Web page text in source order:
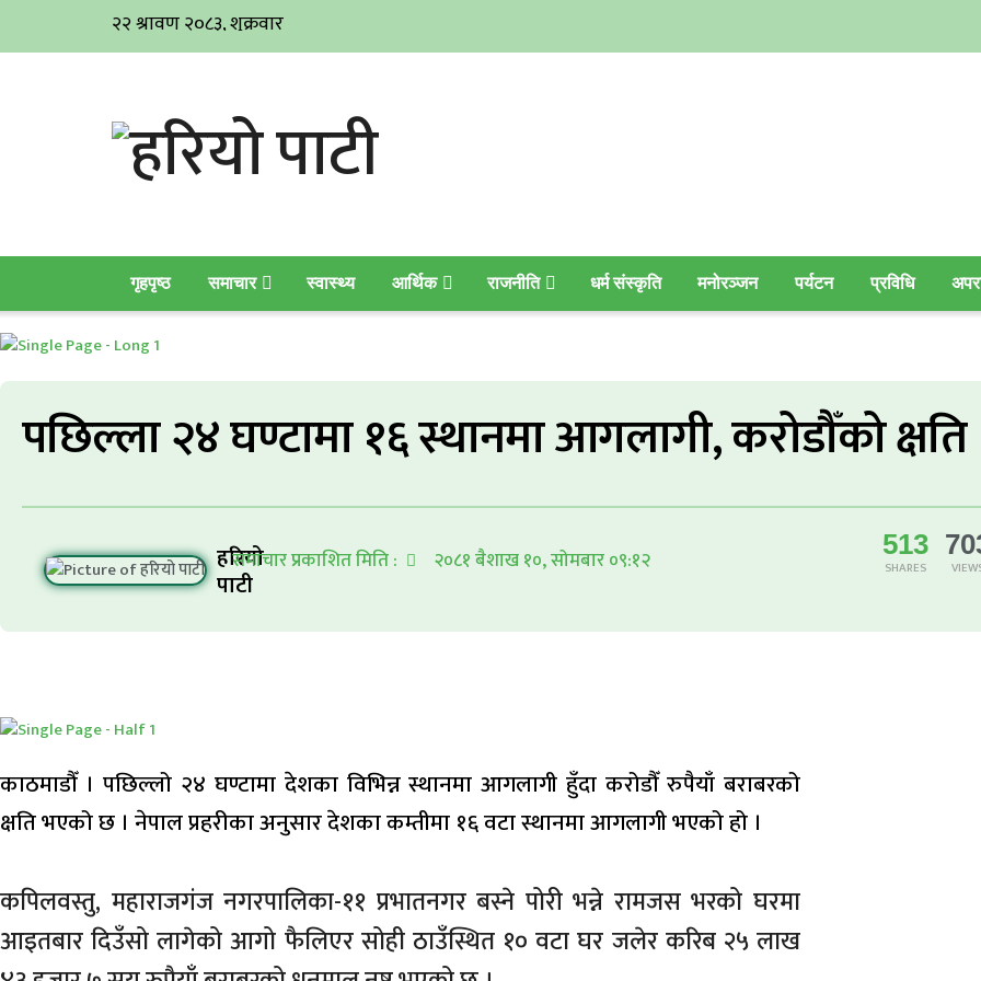
गृहपृष्ठ समाचार स्वास्थ्य आर्थिक राजनीति धर्म संस्कृति मनोरञ्जन पर्यटन प्रविधि
पछिल्ला २४ घण्टामा १६ स्थानमा आगलागी, करोडौँको क्षति
हरियो
पाटी
समाचार प्रकाशित मिति : २०८१ बैशाख १०, सोमबार ०९:१२ 513
SHARES
काठमाडौँ । पछिल्लो २४ घण्टामा देशका विभिन्न स्थानमा आगलागी हुँदा करोडौँ रुपैयाँ बराबरको
क्षति भएको छ । नेपाल प्रहरीका अनुसार देशका कम्तीमा १६ वटा स्थानमा आगलागी भएको हो ।
कपिलवस्तु, महाराजगंज नगरपालिका-११ प्रभातनगर बस्ने पोरी भन्ने रामजस भरको घरमा
आइतबार दिउँसो लागेको आगो फैलिएर सोही ठाउँस्थित १० वटा घर जलेर करिब २५ लाख